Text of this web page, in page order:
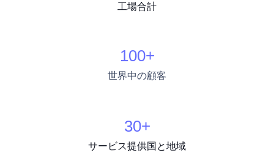
工場合計
100+
世界中の顧客
30+
サービス提供国と地域